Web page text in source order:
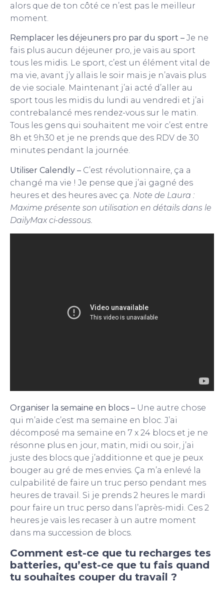
alors que de ton côté ce n’est pas le meilleur
moment.
Remplacer les déjeuners pro par du sport – Je ne
fais plus aucun déjeuner pro, je vais au sport
tous les midis. Le sport, c’est un élément vital de
ma vie, avant j’y allais le soir mais je n’avais plus
de vie sociale. Maintenant j’ai acté d’aller au
sport tous les midis du lundi au vendredi et j’ai
contrebalancé mes rendez-vous sur le matin.
Tous les gens qui souhaitent me voir c’est entre
8h et 9h30 et je ne prends que des RDV de 30
minutes pendant la journée.
Utiliser Calendly – C’est révolutionnaire, ça a
changé ma vie ! Je pense que j’ai gagné des
heures et des heures avec ça. Note de Laura :
Maxime présente son utilisation en détails dans le
DailyMax ci-dessous.
Organiser la semaine en blocs – Une autre chose
qui m’aide c’est ma semaine en bloc. J’ai
décomposé ma semaine en 7 x 24 blocs et je ne
résonne plus en jour, matin, midi ou soir, j’ai
juste des blocs que j’additionne et que je peux
bouger au gré de mes envies. Ça m’a enlevé la
culpabilité de faire un truc perso pendant mes
heures de travail. Si je prends 2 heures le mardi
pour faire un truc perso dans l’après-midi. Ces 2
heures je vais les recaser à un autre moment
dans ma succession de blocs.
Comment est-ce que tu recharges tes
batteries, qu’est-ce que tu fais quand
tu souhaites couper du travail ?